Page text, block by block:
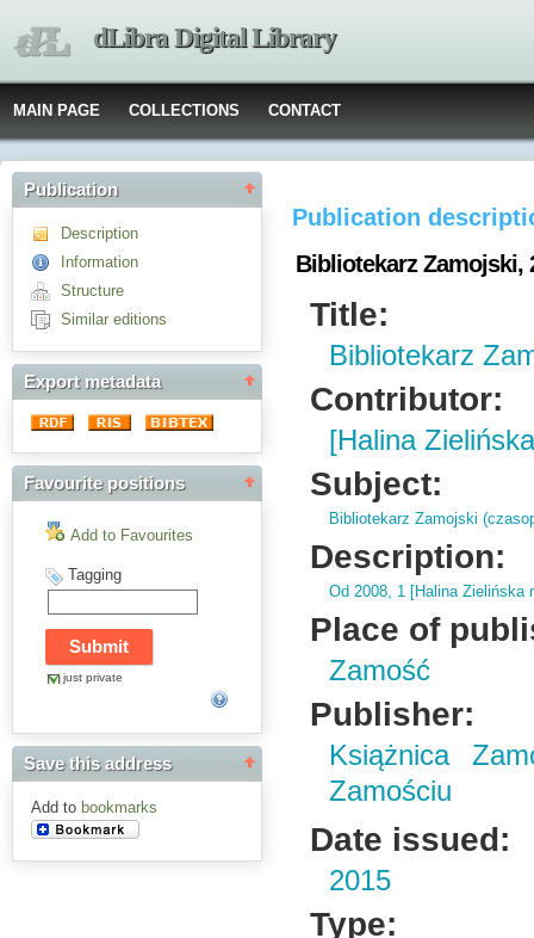
dLibra Digital Library
MAIN PAGE COLLECTIONS CONTACT
Publication
Description
Information
Structure
Similar editions
Export metadata
Favourite positions
Add to Favourites
Tagging
just private
Save this address
Add to bookmarks
Publication
Bibliotekarz Zamojski,
Title:
Bibliotekarz
Contributor:
[Halina
Subject:
Bibliotekarz Zamojski
Description:
Od 2008, 1 [Halina Zielińska
Place of
Zamość
Publisher:
Książnica
Zamościu
Date issued:
2015
Type: